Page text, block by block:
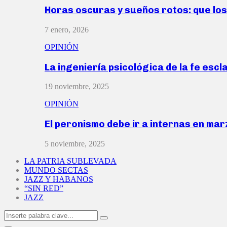
Horas oscuras y sueños rotos: que
7 enero, 2026
OPINIÓN
La ingeniería psicológica de la fe
19 noviembre, 2025
OPINIÓN
El peronismo debe ir a internas en
5 noviembre, 2025
LA PATRIA SUBLEVADA
MUNDO SECTAS
JAZZ Y HABANOS
“SIN RED”
JAZZ
Search
for:
Search